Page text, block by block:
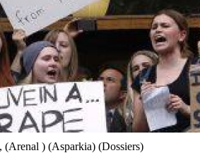
(Arenal ) (Asparkia) (Dossiers)